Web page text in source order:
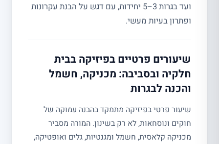
ועד בגרות 3–5 יחידות, עם דגש על הבנת עקרונות
ופתרון בעיות מעשי.
שיעורים פרטיים בפיזיקה בבית
חלקיה ובסביבה: מכניקה, חשמל
והכנה לבגרות
שיעור פרטי בפיזיקה מתמקד בהבנה עמוקה של
חוקים ונוסחאות, לא רק בשינון. המורה מסביר
מכניקה קלאסית, חשמל ומגנטיות, גלים ואופטיקה,